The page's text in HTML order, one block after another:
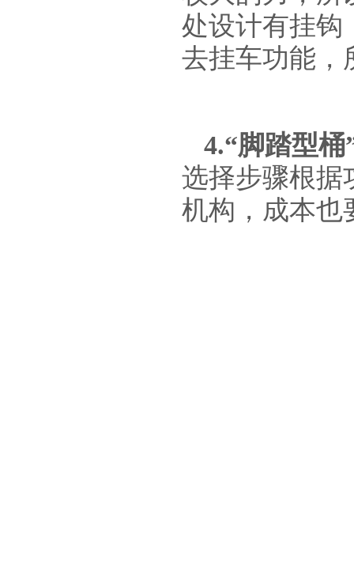
处设计有挂钩
去挂车功能，
4.“脚踏型
选择步骤根据
机构，成本也